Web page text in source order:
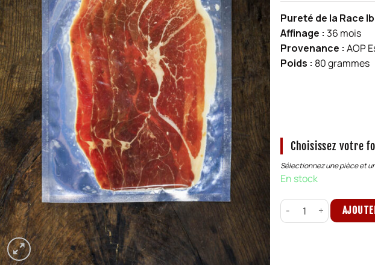
Pureté de la Race
Affinage : 36 mois
Provenance : AOP
Poids : 80 grammes
Choisissez votre
Sélectionnez une pièce et
En stock
quantité de 80g